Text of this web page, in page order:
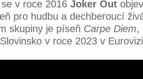
v roce 2016 Joker Out
pro hudbu a dechberoucí
skupiny je píseň Carpe Diem,
v roce 2023 v